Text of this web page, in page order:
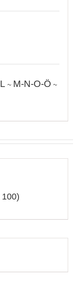
~ M-N-O-Ö ~